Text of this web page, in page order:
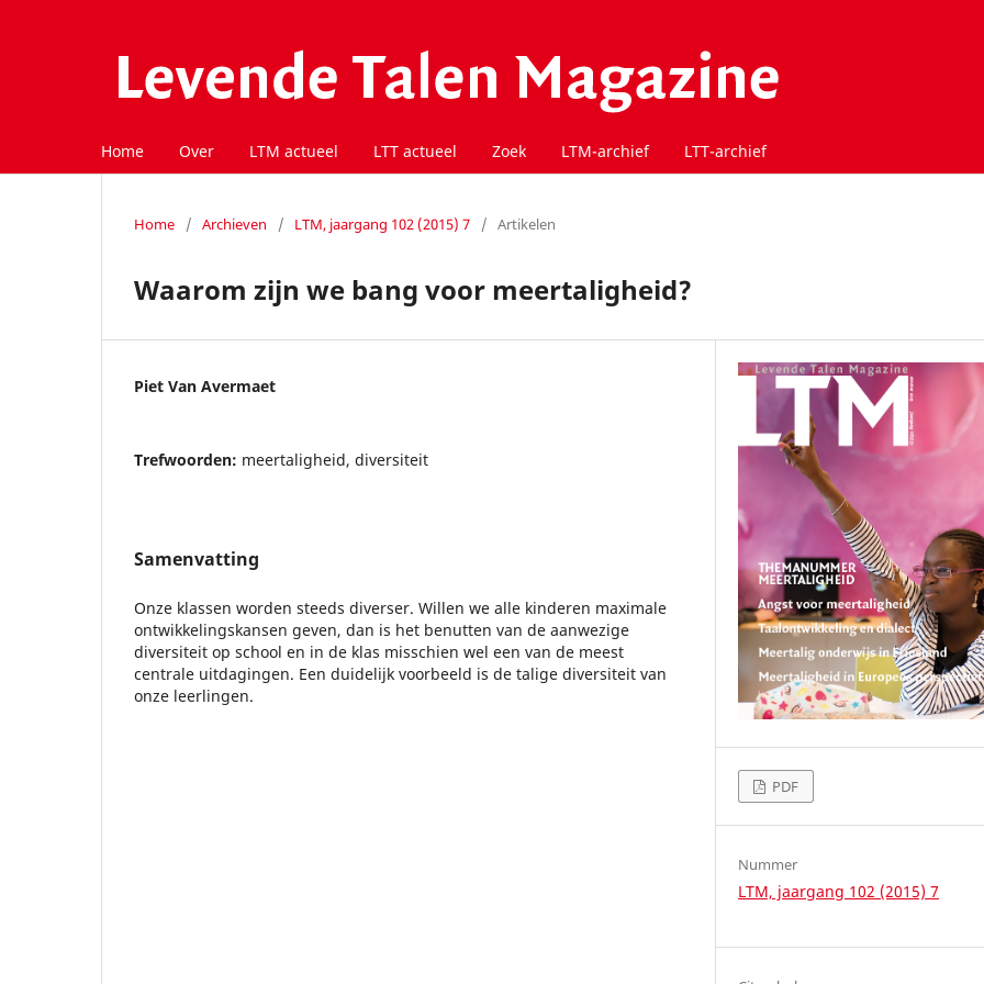
Home Over LTM actueel LTT actueel Zoek LTM-archief LTT-archief
Home / Archieven / LTM, jaargang 102 (2015) 7 / Artikelen
Waarom zijn we bang voor meertaligheid?
Piet Van Avermaet
Trefwoorden: meertaligheid, diversiteit
Samenvatting
Onze klassen worden steeds diverser. Willen we alle kinderen maximale
ontwikkelingskansen geven, dan is het benutten van de aanwezige
diversiteit op school en in de klas misschien wel een van de meest
centrale uitdagingen. Een duidelijk voorbeeld is de talige diversiteit van
onze leerlingen.
PDF
Nummer
LTM, jaargang 102 (2015) 7